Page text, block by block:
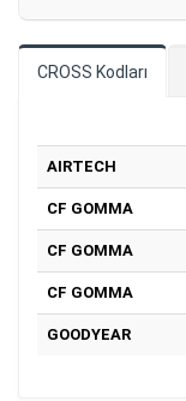
CROSS Kodları
AIRTECH
CF GOMMA
CF GOMMA
CF GOMMA
GOODYEAR